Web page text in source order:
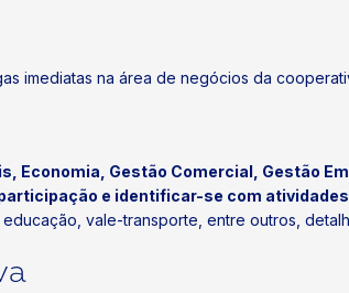
imediatas na área de negócios da
Economia, Gestão Comercial, Gestão
e identificar-se com
vale-transporte, entre outros,